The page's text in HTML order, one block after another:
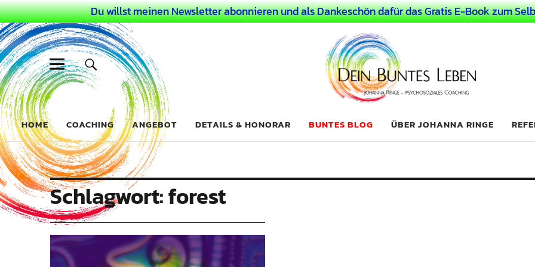
Du willst meinen Newsletter abonnieren und als Dankeschön dafür das Gratis E-Book zum
Dein Buntes Leben
COACHING FÜR DEIN BUNTES LEBEN ALS AUSSERGEWÖHNLICHER MENSCH
HOME COACHING ANGEBOT DETAILS & HONORAR BUNTES BLOG ÜBER JOHANNA RINGE
Schlagwort:forest